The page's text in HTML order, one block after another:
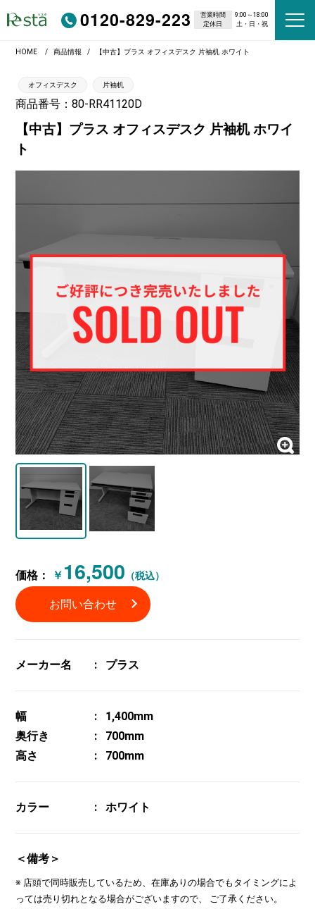
0120-829-223 営業時間
9:00～18:00
定休日
土・日・祝
HOME 商品情報 【中古】プラス オフィスデスク 片袖机 ホワイト
オフィスデスク 片袖机
商品番号：80-RR41120D
【中古】プラス オフィスデスク 片袖机 ホワイ
ト
価格： ￥ 16,500 （税込）
お問い合わせ
メーカー名 プラス
幅
1,400mm
奥行き
700mm
高さ
700mm
カラー ホワイト
＜備考＞
※ 店頭で同時販売しているため、在庫ありの場合でもタイミングによ
っては売り切れとなる場合がございますので、 ご了承ください。